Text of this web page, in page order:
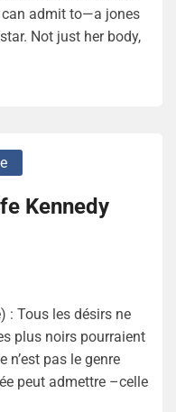
admit to—a jones
Not just her body,
Kennedy
: Tous les désirs ne
plus noirs pourraient
n’est pas le genre
peut admettre –celle